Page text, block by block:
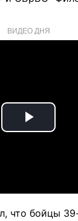
ВИДЕО ДНЯ
Play
что бойцы